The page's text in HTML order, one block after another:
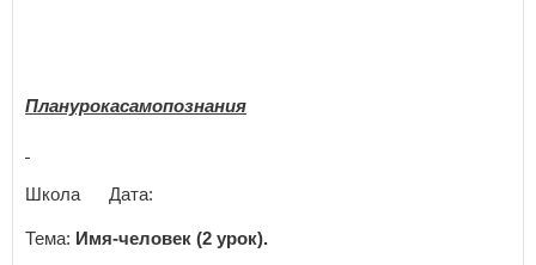
Планурокасамопознания
Школа Дата:
Тема: Имя-человек (2 урок).